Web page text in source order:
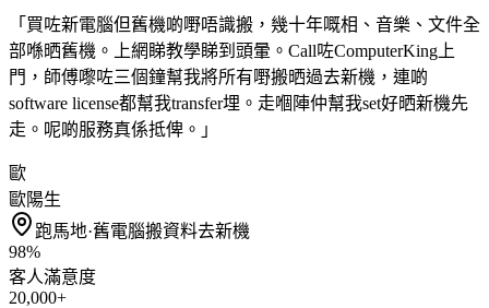
「 買咗新電腦但舊機啲嘢唔識搬，幾十年嘅相、音樂、文件全
部喺晒舊機。上網睇教學睇到頭暈。Call咗ComputerKing上
門，師傅嚟咗三個鐘幫我將所有嘢搬晒過去新機，連啲
software license都幫我transfer埋。走嗰陣仲幫我set好晒新機先
走。呢啲服務真係抵俾。 」
歐
歐陽生
跑馬地·舊電腦搬資料去新機
98%
客人滿意度
20,000+